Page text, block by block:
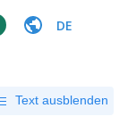
DE
Text ausblenden